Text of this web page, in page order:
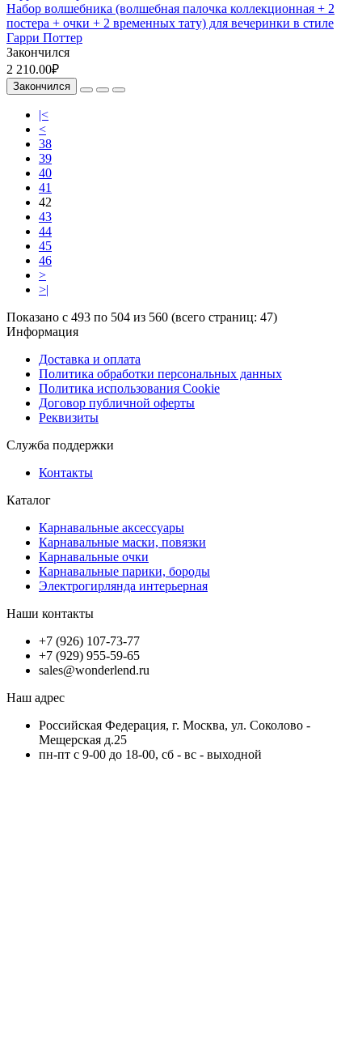
Набор волшебника (волшебная палочка коллекционная + 2
постера + очки + 2 временных тату) для вечеринки в стиле
Гарри Поттер
Закончился
2 210.00₽
Закончился
|<
<
38
39
40
41
42
43
44
45
46
>
>|
Показано с 493 по 504 из 560 (всего страниц: 47)
Информация
Доставка и оплата
Политика обработки персональных данных
Политика использования Cookie
Договор публичной оферты
Реквизиты
Служба поддержки
Контакты
Каталог
Карнавальные аксессуары
Карнавальные маски, повязки
Карнавальные очки
Карнавальные парики, бороды
Электрогирлянда интерьерная
Наши контакты
+7 (926) 107-73-77
+7 (929) 955-59-65
sales@wonderlend.ru
Наш адрес
Российская Федерация, г. Москва, ул. Соколово -
Мещерская д.25
пн-пт с 9-00 до 18-00, сб - вс - выходной